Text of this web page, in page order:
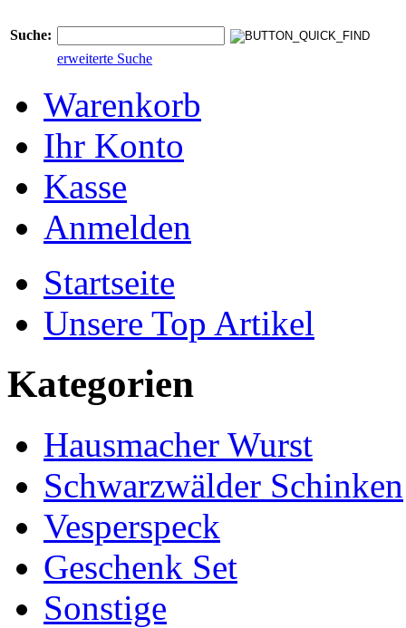
Suche:
erweiterte Suche
Warenkorb
Ihr Konto
Kasse
Anmelden
Startseite
Unsere Top Artikel
Kategorien
Hausmacher Wurst
Schwarzwälder Schinken
Vesperspeck
Geschenk Set
Sonstige